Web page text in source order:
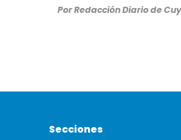
PorRedacción Diario de
Secciones